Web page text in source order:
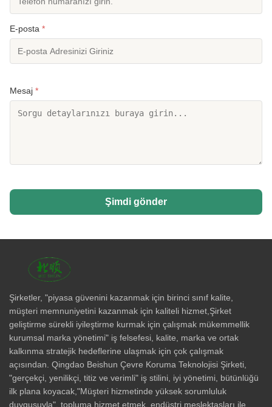
E-posta *
Mesaj *
Şimdi gönder
Şirketler, "piyasa güvenini kazanmak için birinci sınıf kalite,
müşteri memnuniyetini kazanmak için kaliteli hizmet,Şirket
geliştirme sürekli iyileştirme kurmak için çalışmak mükemmellik
kurumsal marka yönetimi" iş felsefesi, kalite, marka ve ortak
kalkınma stratejik hedeflerine ulaşmak için çok çalışmak
açısından. Qingdao Beishun Çevre Koruma Teknolojisi Şirketi,
"gerçekçi, yenilikçi, titiz ve verimli" iş stilini, iyi yönetimi, bütünlüğü
ilk plana koyacak,"Müşteri hizmetinde yüksek sorumluluk
duygusuyla", topluma hizmet etmek, endüstri meslektaşları ile